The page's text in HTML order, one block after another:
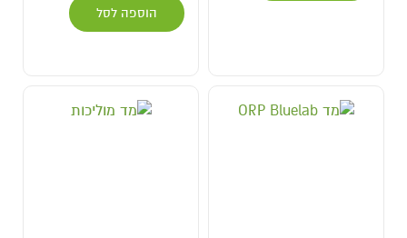
הוספה לסל